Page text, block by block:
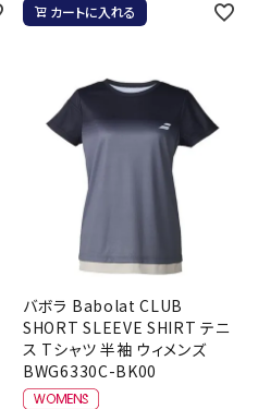
カートに入れる
バボラ Babolat CLUB
SHORT SLEEVE SHIRT テニ
ス Tシャツ 半袖 ウィメンズ
BWG6330C-BK00